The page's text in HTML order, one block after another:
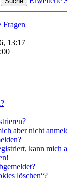
Fragen
13:17
aber nicht
kann mich
löschen“?